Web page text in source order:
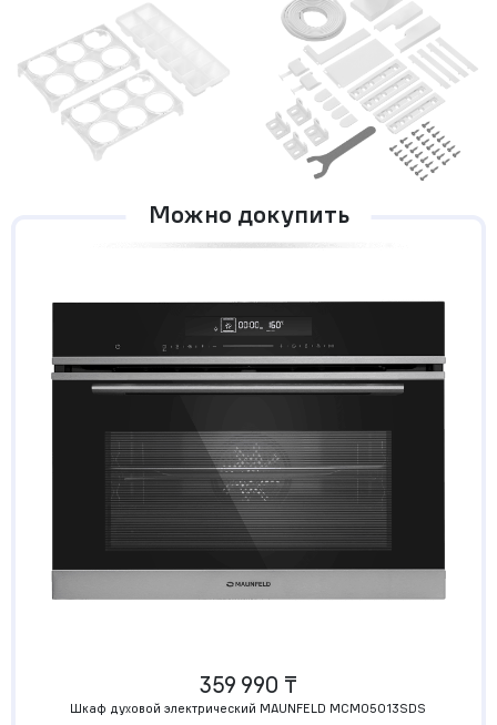
Можно докупить
359 990 ₸
Шкаф духовой электрический MAUNFELD MCMO5013SDS